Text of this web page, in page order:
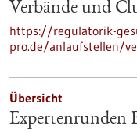
Verbände und
https://regulatorik-
pro.de/anlaufstellen/
Übersicht
Expertenrunden